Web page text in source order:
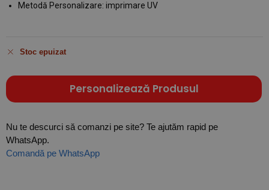
Metodă Personalizare: imprimare UV
Stoc epuizat
Personalizează Produsul
Nu te descurci să comanzi pe site? Te ajutăm rapid pe
WhatsApp.
Comandă pe WhatsApp